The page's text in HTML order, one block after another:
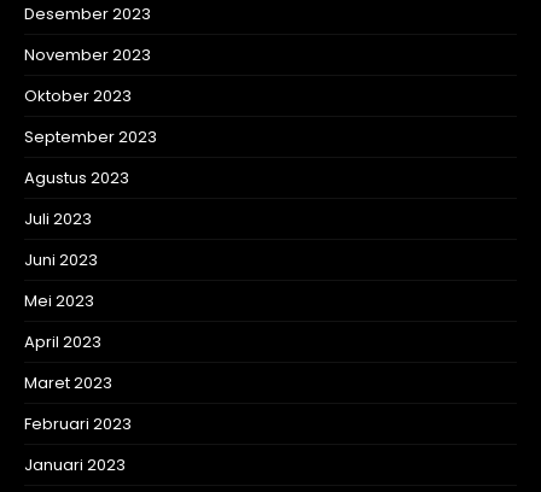
Desember 2023
November 2023
Oktober 2023
September 2023
Agustus 2023
Juli 2023
Juni 2023
Mei 2023
April 2023
Maret 2023
Februari 2023
Januari 2023